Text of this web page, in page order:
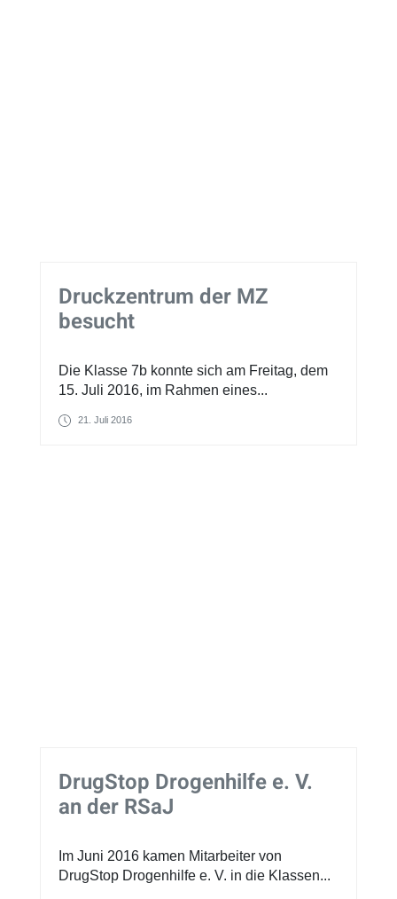
Druckzentrum der MZ
besucht
Die Klasse 7b konnte sich am Freitag, dem
15. Juli 2016, im Rahmen eines...
21. Juli 2016
DrugStop Drogenhilfe e. V.
an der RSaJ
Im Juni 2016 kamen Mitarbeiter von
DrugStop Drogenhilfe e. V. in die Klassen...